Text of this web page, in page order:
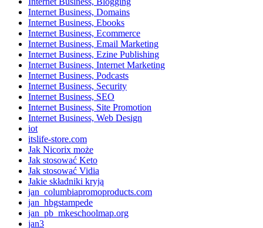
Internet Business, Domains
Internet Business, Ebooks
Internet Business, Ecommerce
Internet Business, Email Marketing
Internet Business, Ezine Publishing
Internet Business, Internet Marketing
Internet Business, Podcasts
Internet Business, Security
Internet Business, SEO
Internet Business, Site Promotion
Internet Business, Web Design
iot
itslife-store.com
Jak Nicorix może
Jak stosować Keto
Jak stosować Vidia
Jakie składniki kryją
jan_columbiapromoproducts.com
jan_hbgstampede
jan_pb_mkeschoolmap.org
jan3